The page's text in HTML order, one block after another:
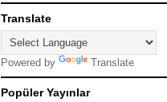
Translate
Powered by Translate
Popüler Yayınlar